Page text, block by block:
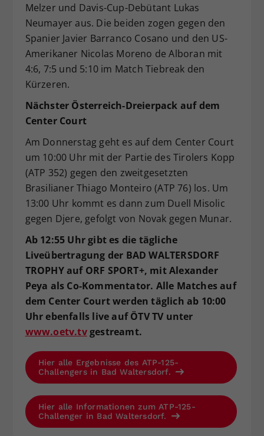
Melzer und Davis-Cup-Debütant Lukas
Neumayer aus. Die beiden zogen gegen den
Spanier Javier Barranco Cosano und den US-
Amerikaner Nicolas Moreno de Alboran mit
4:6, 7:5 und 5:10 im Match Tiebreak den
Kürzeren.
Nächster Österreich-Dreierpack auf dem
Center Court
Am Donnerstag geht es auf dem Center Court
um 10:00 Uhr mit der Partie des Tirolers Kopp
(ATP 352) gegen den zweitgesetzten
Brasilianer Thiago Monteiro (ATP 76) los. Um
13:00 Uhr kommt es dann zum Duell Misolic
gegen Djere, gefolgt von Novak gegen Munar.
Ab 12:55 Uhr gibt es die tägliche
Liveübertragung der BAD WALTERSDORF
TROPHY auf ORF SPORT+, mit Alexander
Peya als Co-Kommentator. Alle Matches auf
dem Center Court werden täglich ab 10:00
Uhr ebenfalls live auf ÖTV TV unter
www.oetv.tvgestreamt.
Hier alle Ergebnisse des ATP-125-
Challengers in Bad Waltersdorf.
Hier alle Informationen zum ATP-125-
Challenger in Bad Waltersdorf.